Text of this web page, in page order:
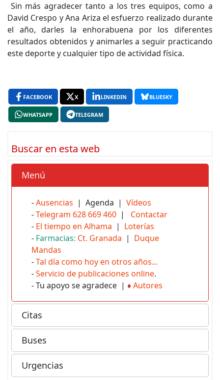
Sin más agradecer tanto a los tres equipos, como a
David Crespo y Ana Ariza el esfuerzo realizado durante
el año, darles la enhorabuena por los diferentes
resultados obtenidos y animarles a seguir practicando
este deporte y cualquier tipo de actividad física.
FACEBOOK X LINKEDIN BLUESKY
WHATSAPP TELEGRAM
Buscar en esta web
Menú
-Ausencias | Agenda | Vídeos
-Telegram 628 669 460 | Contactar
- El tiempo en Alhama | Loterías
- Farmacias: Ct. Granada | Duque
Mandas
-Tal día como hoy en otros años...
-Servicio de publicaciones online.
- Tu apoyo se agradece | ♦Autores
Citas
Buses
Urgencias